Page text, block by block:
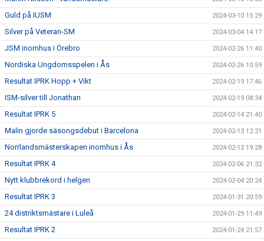
Guld på IUSM 2024-03-10 15:29
Silver på Veteran-SM 2024-03-04 14:17
JSM inomhus i Örebro 2024-02-26 11:40
Nordiska Ungdomsspelen i Ås 2024-02-26 10:59
Resultat IPRK Hopp + Vikt 2024-02-19 17:46
ISM-silver till Jonathan 2024-02-19 08:34
Resultat IPRK 5 2024-02-14 21:40
Malin gjorde säsongsdebut i Barcelona 2024-02-13 12:21
Norrlandsmästerskapen inomhus i Ås 2024-02-12 19:28
Resultat IPRK 4 2024-02-06 21:32
Nytt klubbrekord i helgen 2024-02-04 20:24
Resultat IPRK 3 2024-01-31 20:59
24 distriktsmästare i Luleå 2024-01-29 11:49
Resultat IPRK 2 2024-01-24 21:57